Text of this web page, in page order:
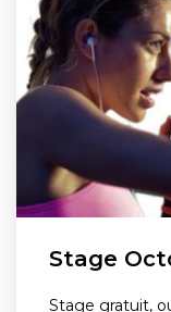
Stage
Stage gratuit,